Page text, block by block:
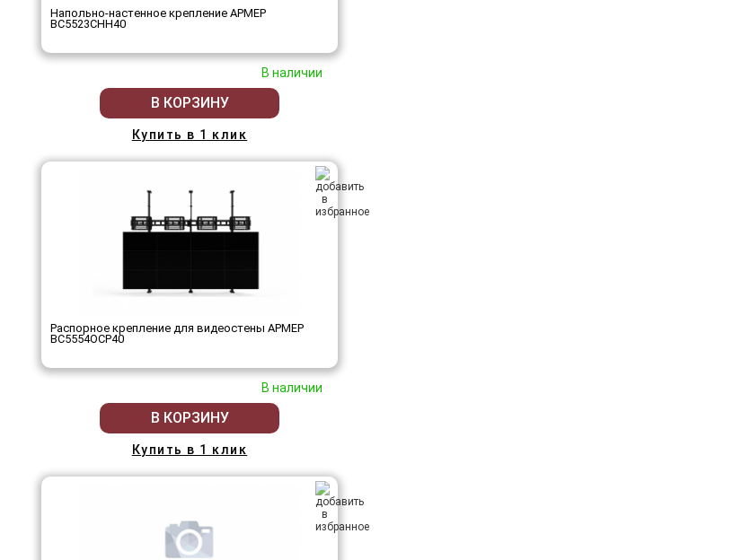
Напольно-настенное крепление АРМЕР
ВС5523СНН40
В наличии
В КОРЗИНУ
Купить в 1 клик
Распорное крепление для видеостены АРМЕР
ВС5554ОСР40
В наличии
В КОРЗИНУ
Купить в 1 клик